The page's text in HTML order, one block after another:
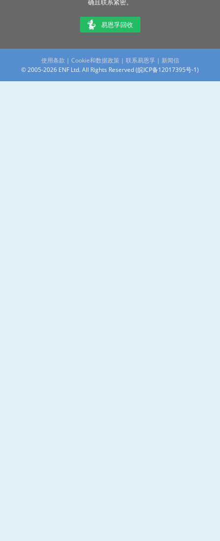
确且联系紧密。
易恩孚回收
使用条款 | Cookie和数据政策| 联系易恩孚 | 新闻信
© 2005-2026 ENF Ltd. All Rights Reserved (皖ICP备12017395号-1)